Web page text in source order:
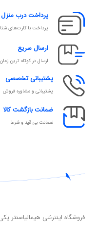
پرداخت درب منزل
پرداخت با کارت‌های
ارسال سریع
ارسال در کوتاه ترین زمان
پشتیبانی تخصصی
پشتیبانی و مشاوره فروش
ضمانت بازگشت کالا
ضمانت بی قید و شرط
فروشگاه اینترنتی هیمالیاسنتر